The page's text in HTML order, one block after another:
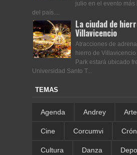
julio en el evento más
del país....
La ciudad de
Villavicencio
Atracciones de
hierro de
Park estará ubicado
Universidad Santo T...
TEMAS
Agenda Andrey Arte
Cine Corcumvi
Cultura Danza